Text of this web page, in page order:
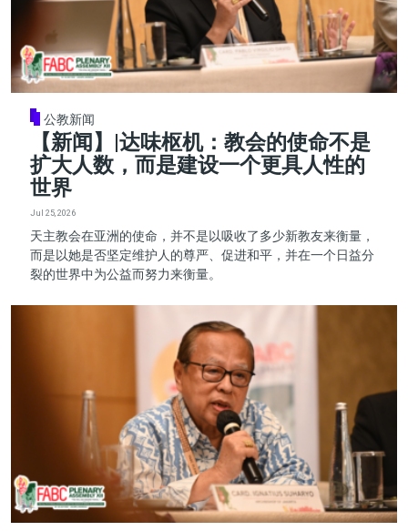
公教新闻
【新闻】|达味枢机：教会的使命不是
扩大人数，而是建设一个更具人性的
世界
Jul 25, 2026
天主教会在亚洲的使命，并不是以吸收了多少新教友来衡量，
而是以她是否坚定维护人的尊严、促进和平，并在一个日益分
裂的世界中为公益而努力来衡量。